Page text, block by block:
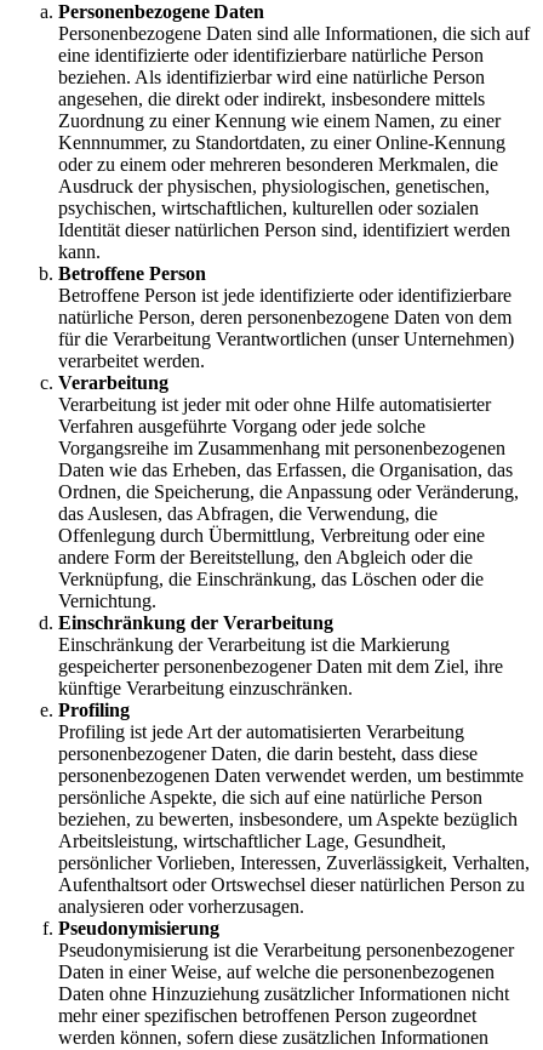
Personenbezogene Daten
Personenbezogene Daten sind alle Informationen, die sich auf
eine identifizierte oder identifizierbare natürliche Person
beziehen. Als identifizierbar wird eine natürliche Person
angesehen, die direkt oder indirekt, insbesondere mittels
Zuordnung zu einer Kennung wie einem Namen, zu einer
Kennnummer, zu Standortdaten, zu einer Online-Kennung
oder zu einem oder mehreren besonderen Merkmalen, die
Ausdruck der physischen, physiologischen, genetischen,
psychischen, wirtschaftlichen, kulturellen oder sozialen
Identität dieser natürlichen Person sind, identifiziert werden
kann.
Betroffene Person
Betroffene Person ist jede identifizierte oder identifizierbare
natürliche Person, deren personenbezogene Daten von dem
für die Verarbeitung Verantwortlichen (unser Unternehmen)
verarbeitet werden.
Verarbeitung
Verarbeitung ist jeder mit oder ohne Hilfe automatisierter
Verfahren ausgeführte Vorgang oder jede solche
Vorgangsreihe im Zusammenhang mit personenbezogenen
Daten wie das Erheben, das Erfassen, die Organisation, das
Ordnen, die Speicherung, die Anpassung oder Veränderung,
das Auslesen, das Abfragen, die Verwendung, die
Offenlegung durch Übermittlung, Verbreitung oder eine
andere Form der Bereitstellung, den Abgleich oder die
Verknüpfung, die Einschränkung, das Löschen oder die
Vernichtung.
Einschränkung der Verarbeitung
Einschränkung der Verarbeitung ist die Markierung
gespeicherter personenbezogener Daten mit dem Ziel, ihre
künftige Verarbeitung einzuschränken.
Profiling
Profiling ist jede Art der automatisierten Verarbeitung
personenbezogener Daten, die darin besteht, dass diese
personenbezogenen Daten verwendet werden, um bestimmte
persönliche Aspekte, die sich auf eine natürliche Person
beziehen, zu bewerten, insbesondere, um Aspekte bezüglich
Arbeitsleistung, wirtschaftlicher Lage, Gesundheit,
persönlicher Vorlieben, Interessen, Zuverlässigkeit, Verhalten,
Aufenthaltsort oder Ortswechsel dieser natürlichen Person zu
analysieren oder vorherzusagen.
Pseudonymisierung
Pseudonymisierung ist die Verarbeitung personenbezogener
Daten in einer Weise, auf welche die personenbezogenen
Daten ohne Hinzuziehung zusätzlicher Informationen nicht
mehr einer spezifischen betroffenen Person zugeordnet
werden können, sofern diese zusätzlichen Informationen